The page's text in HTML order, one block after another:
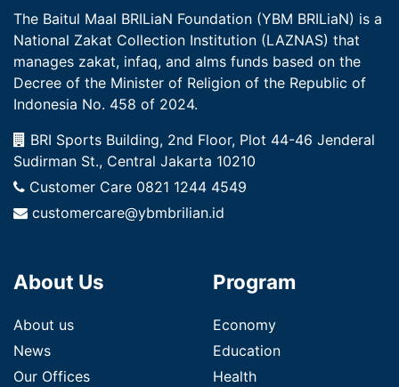
The Baitul Maal BRILiaN Foundation (YBM BRILiaN) is a
National Zakat Collection Institution (LAZNAS) that
manages zakat, infaq, and alms funds based on the
Decree of the Minister of Religion of the Republic of
Indonesia No. 458 of 2024.
BRI Sports Building, 2nd Floor, Plot 44-46 Jenderal
Sudirman St., Central Jakarta 10210
Customer Care 0821 1244 4549
customercare@ybmbrilian.id
About Us
About us
News
Our Offices
Program
Economy
Education
Health